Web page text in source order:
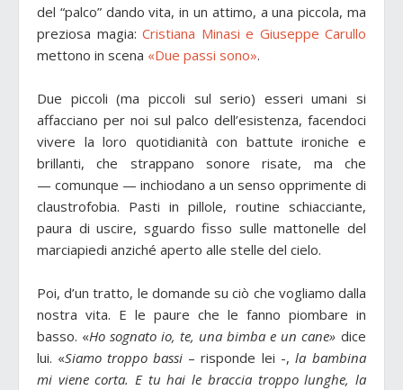
del “palco” dando vita, in un attimo, a una piccola, ma
preziosa magia: Cristiana Minasi e Giuseppe Carullo
mettono in scena «Due passi sono».
Due piccoli (ma piccoli sul serio) esseri umani si
affacciano per noi sul palco dell’esistenza, facendoci
vivere la loro quotidianità con battute ironiche e
brillanti, che strappano sonore risate, ma che
— comunque — inchiodano a un senso opprimente di
claustrofobia. Pasti in pillole, routine schiacciante,
paura di uscire, sguardo fisso sulle mattonelle del
marciapiedi anziché aperto alle stelle del cielo.
Poi, d’un tratto, le domande su ciò che vogliamo dalla
nostra vita. E le paure che le fanno piombare in
basso. «Ho sognato io, te, una bimba e un cane» dice
lui. «Siamo troppo bassi – risponde lei -, la bambina
mi viene corta. E tu hai le braccia troppo lunghe, la